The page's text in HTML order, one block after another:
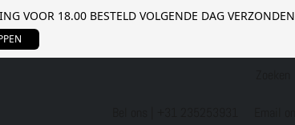
VOOR 18.00 BESTELD VOLGENDE DAG VERZONDEN